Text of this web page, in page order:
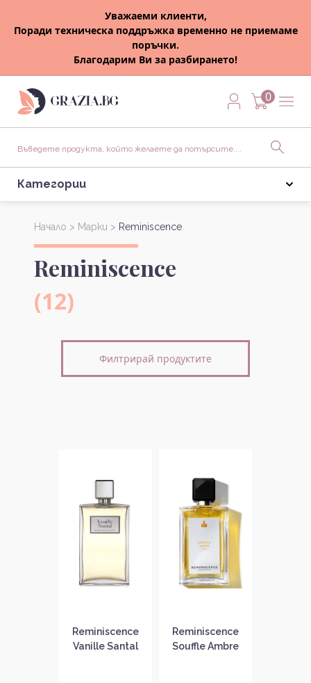
Уважаеми клиенти,
Поради техническа поддръжка временно не приемаме
поръчки.
Благодарим Ви за разбирането!
0
Категории
Начало > Марки > Reminiscence
Reminiscence
(12)
Филтрирай продуктите
Reminiscence
Vanille Santal
Reminiscence
Souffle Ambrе